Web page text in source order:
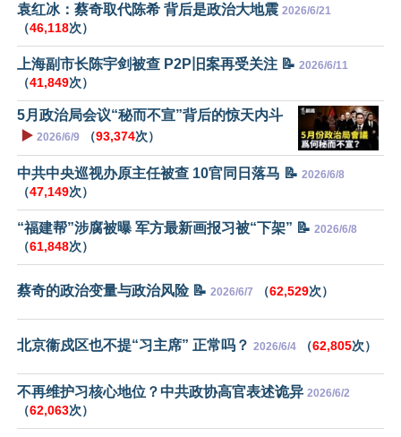
袁红冰：蔡奇取代陈希 背后是政治大地震 2026/6/21
（46,118次）
上海副市长陈宇剑被查 P2P旧案再受关注 📝 2026/6/11
（41,849次）
5月政治局会议“秘而不宣”背后的惊天内斗
▶️ 2026/6/9 （93,374次）
中共中央巡视办原主任被查 10官同日落马 📝 2026/6/8
（47,149次）
“福建帮”涉腐被曝 军方最新画报习被“下架” 📝 2026/6/8
（61,848次）
蔡奇的政治变量与政治风险 📝 2026/6/7 （62,529次）
北京衞戍区也不提“习主席” 正常吗？ 2026/6/4 （62,805次）
不再维护习核心地位？中共政协高官表述诡异 2026/6/2
（62,063次）